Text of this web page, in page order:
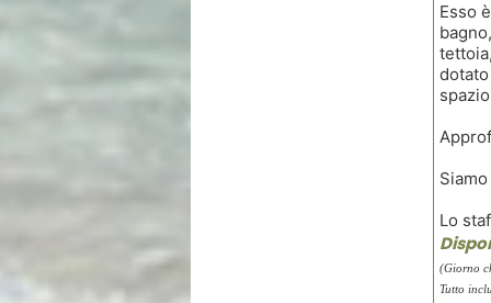
Esso
Lo
(Giorno
Tutto